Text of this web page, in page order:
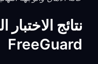
نتائج الاختبار
FreeGuard